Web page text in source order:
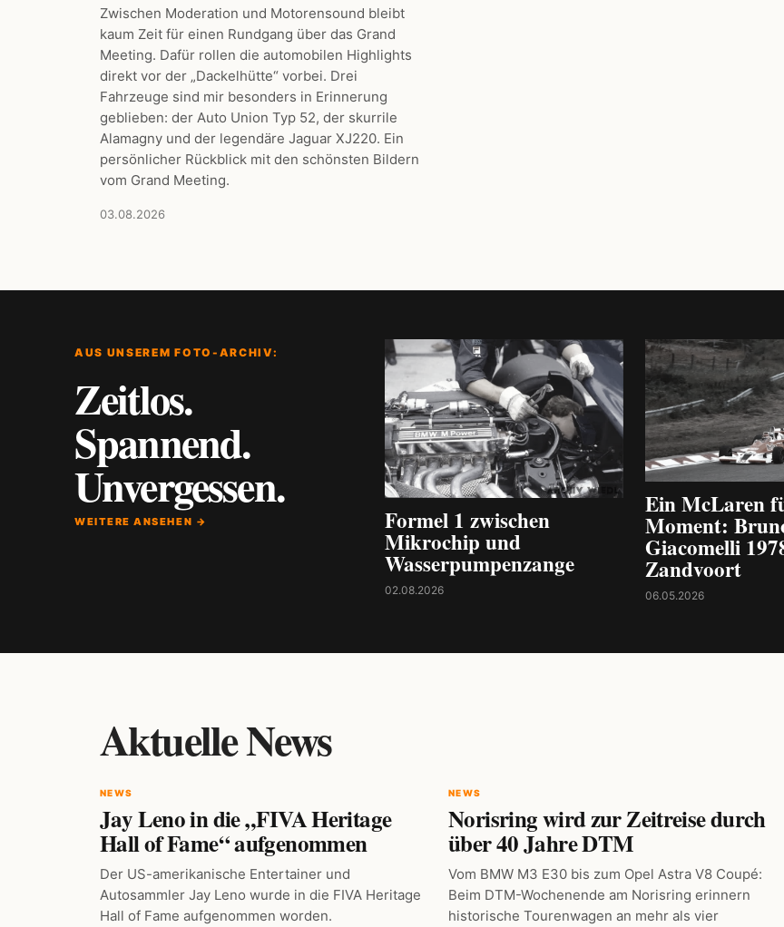
Zwischen Moderation und Motorensound bleibt
kaum Zeit für einen Rundgang über das Grand
Meeting. Dafür rollen die automobilen Highlights
direkt vor der „Dackelhütte“ vorbei. Drei
Fahrzeuge sind mir besonders in Erinnerung
geblieben: der Auto Union Typ 52, der skurrile
Alamagny und der legendäre Jaguar XJ220. Ein
persönlicher Rückblick mit den schönsten Bildern
vom Grand Meeting.
03.08.2026
AUS UNSEREM FOTO-ARCHIV:
Zeitlos.
Spannend.
Unvergessen.
WEITERE ANSEHEN → Formel 1 zwischen
Mikrochip und
Wasserpumpenzange
02.08.2026
Ein McLaren
Moment:
Giacomelli
Zandvoort
06.05.2026
Aktuelle News
NEWS
Jay Leno in die „FIVA Heritage
Hall of Fame“ aufgenommen
Der US-amerikanische Entertainer und
Autosammler Jay Leno wurde in die FIVA Heritage
Hall of Fame aufgenommen worden.
NEWS
Norisring wird zur Zeitreise durch
über 40 Jahre DTM
Vom BMW M3 E30 bis zum Opel Astra V8 Coupé:
Beim DTM-Wochenende am Norisring erinnern
historische Tourenwagen an mehr als vier